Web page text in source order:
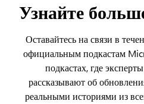
Узнайте
Оставайтесь на связи в
официальным подкастам
подкастах, где
рассказывают об
реальными историями из